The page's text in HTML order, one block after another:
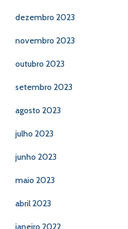
dezembro 2023
novembro 2023
outubro 2023
setembro 2023
agosto 2023
julho 2023
junho 2023
maio 2023
abril 2023
janeiro 2022